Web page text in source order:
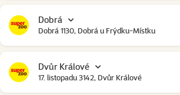
Dobrá
Dobrá 1130, Dobrá u Frýdku-Místku
Dvůr Králové
17. listopadu 3142, Dvůr Králové